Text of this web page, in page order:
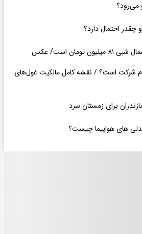
می‌رود؟
احتمال دارد؟
تومان است/ عکس
شرکت است؟ / نقشه کامل مالکیت غول‌های
برای زمستان سرد
های هواپیما چیست؟